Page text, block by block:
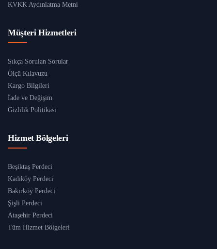
KVKK Aydınlatma Metni
Müşteri Hizmetleri
Sıkça Sorulan Sorular
Ölçü Kılavuzu
Kargo Bilgileri
İade ve Değişim
Gizlilik Politikası
Hizmet Bölgeleri
Beşiktaş Perdeci
Kadıköy Perdeci
Bakırköy Perdeci
Şişli Perdeci
Ataşehir Perdeci
Tüm Hizmet Bölgeleri